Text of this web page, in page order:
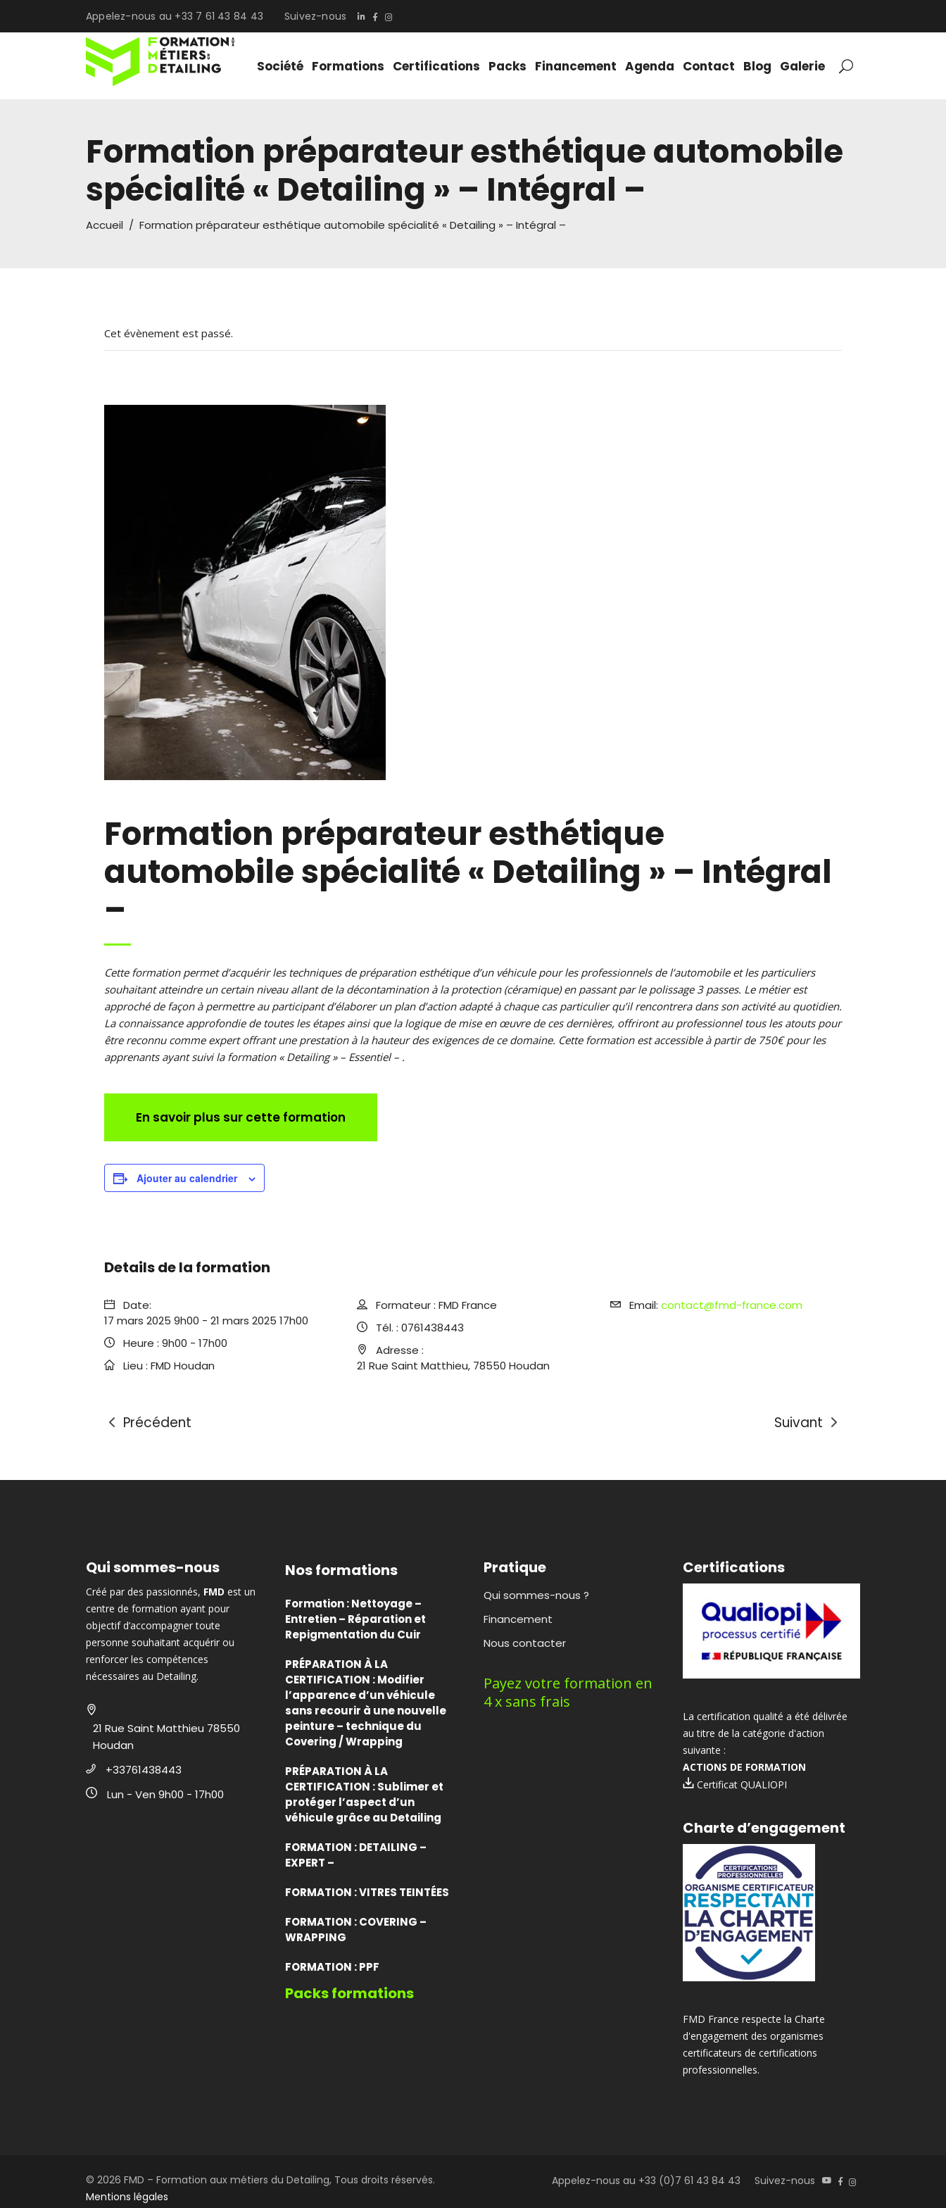
Appelez-nous au +33 7 61 43 84 43 Suivez-nous
Société Formations Certifications Packs Financement Agenda Contact Blog Galerie
Formation préparateur esthétique automobile
spécialité « Detailing » – Intégral –
Accueil / Formation préparateur esthétique automobile spécialité « Detailing » – Intégral –
Cet évènement est passé.
Formation préparateur esthétique
automobile spécialité « Detailing » – Intégral
–
Cette formation permet d’acquérir les techniques de préparation esthétique d’un véhicule pour les professionnels de l’automobile et les particuliers
souhaitant atteindre un certain niveau allant de la décontamination à la protection (céramique) en passant par le polissage 3 passes. Le métier est
approché de façon à permettre au participant d’élaborer un plan d’action adapté à chaque cas particulier qu’il rencontrera dans son activité au quotidien.
La connaissance approfondie de toutes les étapes ainsi que la logique de mise en œuvre de ces dernières, offriront au professionnel tous les atouts pour
être reconnu comme expert offrant une prestation à la hauteur des exigences de ce domaine. Cette formation est accessible à partir de 750€ pour les
apprenants ayant suivi la formation « Detailing » – Essentiel – .
En savoir plus sur cette formation
Ajouter au calendrier
Details de la formation
Date:
17 mars 2025 9h00 - 21 mars 2025 17h00
Heure : 9h00 - 17h00
Lieu : FMD Houdan
Formateur : FMD France
Tél. : 0761438443
Adresse :
21 Rue Saint Matthieu, 78550 Houdan
Email: contact@fmd-france.com
Précédent Suivant
Qui sommes-nous
Créé par des passionnés, FMD est un
centre de formation ayant pour
objectif d’accompagner toute
personne souhaitant acquérir ou
renforcer les compétences
nécessaires au Detailing.
21 Rue Saint Matthieu 78550
Houdan
+33761438443
Lun - Ven 9h00 - 17h00
Nos formations
Formation : Nettoyage –
Entretien – Réparation et
Repigmentation du Cuir
PRÉPARATION À LA
CERTIFICATION : Modifier
l’apparence d’un véhicule
sans recourir à une nouvelle
peinture – technique du
Covering / Wrapping
PRÉPARATION À LA
CERTIFICATION : Sublimer et
protéger l’aspect d’un
véhicule grâce au Detailing
FORMATION : DETAILING –
EXPERT –
FORMATION : VITRES TEINTÉES
FORMATION : COVERING –
WRAPPING
FORMATION : PPF
Packs formations
Pratique
Qui sommes-nous ?
Financement
Nous contacter
Payez votre formation en
4 x sans frais
Certifications
La certification qualité a été délivrée
au titre de la catégorie d'action
suivante :
ACTIONS DE FORMATION
Certificat QUALIOPI
Charte d’engagement
FMD France respecte la Charte
d'engagement des organismes
certificateurs de certifications
professionnelles.
© 2026 FMD – Formation aux métiers du Detailing, Tous droits réservés.
Mentions légales
Appelez-nous au +33 (0)7 61 43 84 43 Suivez-nous